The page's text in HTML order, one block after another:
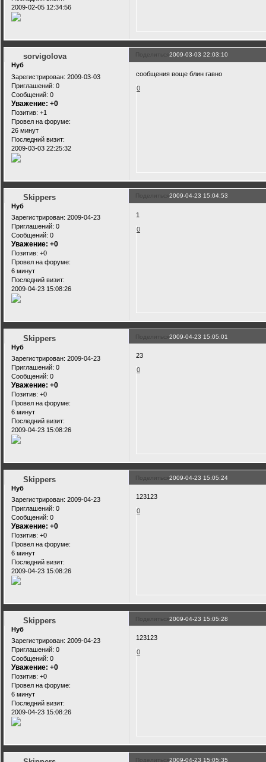
2009-02-05 12:34:56
Поделиться2009-03-03 22:03:10
sorvigolova
Нуб
Зарегистрирован: 2009-03-03
Приглашений: 0
Сообщений: 0
Уважение: +0
Позитив: +1
Провел на форуме:
26 минут
Последний визит:
2009-03-03 22:25:32
сообщения воще блин гавно
0
Поделиться2009-04-23 15:04:53
Skippers
Нуб
Зарегистрирован: 2009-04-23
Приглашений: 0
Сообщений: 0
Уважение: +0
Позитив: +0
Провел на форуме:
6 минут
Последний визит:
2009-04-23 15:08:26
1
0
Поделиться2009-04-23 15:05:01
Skippers
Нуб
Зарегистрирован: 2009-04-23
Приглашений: 0
Сообщений: 0
Уважение: +0
Позитив: +0
Провел на форуме:
6 минут
Последний визит:
2009-04-23 15:08:26
23
0
Поделиться2009-04-23 15:05:24
Skippers
Нуб
Зарегистрирован: 2009-04-23
Приглашений: 0
Сообщений: 0
Уважение: +0
Позитив: +0
Провел на форуме:
6 минут
Последний визит:
2009-04-23 15:08:26
123123
0
Поделиться2009-04-23 15:05:28
Skippers
Нуб
Зарегистрирован: 2009-04-23
Приглашений: 0
Сообщений: 0
Уважение: +0
Позитив: +0
Провел на форуме:
6 минут
Последний визит:
2009-04-23 15:08:26
123123
0
Поделиться2009-04-23 15:05:35